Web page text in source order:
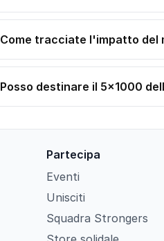
Come tracciate l'impatto del
Posso destinare il 5×1000
Partecipa
Eventi
Unisciti
Squadra Strongers